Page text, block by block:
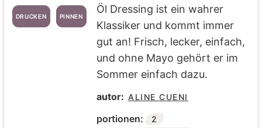
DRUCKEN PINNEN
Öl Dressing ist ein wahrer
Klassiker und kommt immer
gut an! Frisch, lecker, einfach,
und ohne Mayo gehört er im
Sommer einfach dazu.
autor: ALINE CUENI
portionen: 2